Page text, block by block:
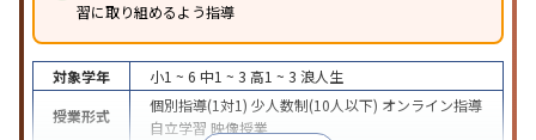
習に取り組めるよう指導
対象学年 小1 ~ 6 中1 ~ 3 高1 ~ 3 浪人生
授業形式
個別指導(1対1) 少人数制(10人以下) オンライン指導
自立学習 映像授業